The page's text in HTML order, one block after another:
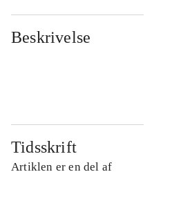
Beskrivelse
Tidsskrift
Artiklen er en del af